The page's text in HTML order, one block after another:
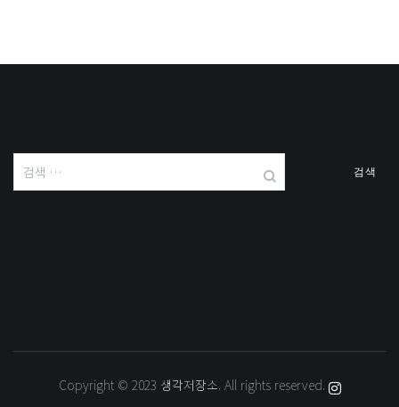
검
색:
Copyright © 2023 생각저장소. All rights reserved.